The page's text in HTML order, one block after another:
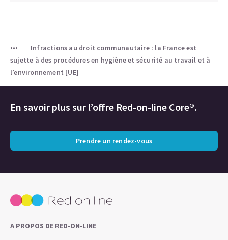
Infractions au droit communautaire : la France est
sujette à des procédures en hygiène et sécurité au travail et à
l’environnement [UE]
En savoir plus sur l’offre Red-on-line Core®.
Prendre un rendez-vous
A PROPOS DE RED-ON-LINE